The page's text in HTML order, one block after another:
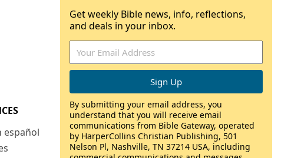
español
Get weekly Bible news, info, reflections,
and deals in your inbox.
By submitting your email address, you
understand that you will receive email
communications from Bible Gateway, operated
by HarperCollins Christian Publishing, 501
Nelson Pl, Nashville, TN 37214 USA, including